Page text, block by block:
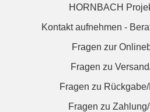
HORNBACH
Kontakt aufnehmen -
Fragen zur
Fragen zu
Fragen zu
Fragen zu